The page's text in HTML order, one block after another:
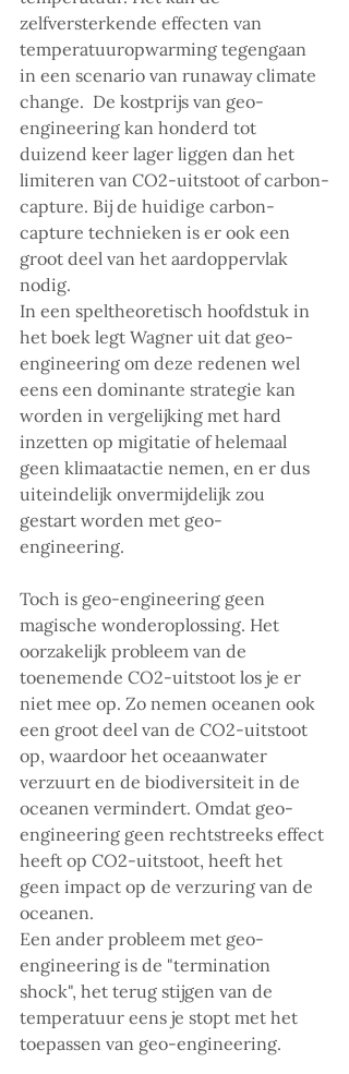
zelfversterkende effecten van
temperatuuropwarming tegengaan
in een scenario van runaway climate
change.  De kostprijs van geo-
engineering kan honderd tot
duizend keer lager liggen dan het
limiteren van CO2-uitstoot of carbon-
capture. Bij de huidige carbon-
capture technieken is er ook een
groot deel van het aardoppervlak
nodig.
In een speltheoretisch hoofdstuk in
het boek legt Wagner uit dat geo-
engineering om deze redenen wel
eens een dominante strategie kan
worden in vergelijking met hard
inzetten op migitatie of helemaal
geen klimaatactie nemen, en er dus
uiteindelijk onvermijdelijk zou
gestart worden met geo-
engineering.
Toch is geo-engineering geen
magische wonderoplossing. Het
oorzakelijk probleem van de
toenemende CO2-uitstoot los je er
niet mee op. Zo nemen oceanen ook
een groot deel van de CO2-uitstoot
op, waardoor het oceaanwater
verzuurt en de biodiversiteit in de
oceanen vermindert. Omdat geo-
engineering geen rechtstreeks effect
heeft op CO2-uitstoot, heeft het
geen impact op de verzuring van de
oceanen.
Een ander probleem met geo-
engineering is de "termination
shock", het terug stijgen van de
temperatuur eens je stopt met het
toepassen van geo-engineering.